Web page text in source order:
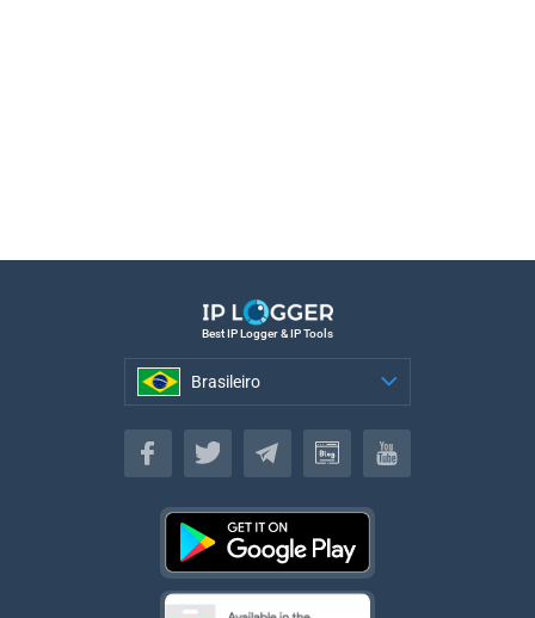
Best IP Logger & IP Tools
Brasileiro
Brasileiro